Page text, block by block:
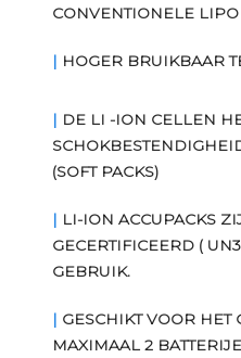
CONVENTIONELE LIPO
| HOGER BRUIKBAAR
| DE LI -ION CELLEN
(SOFT PACKS)
| LI-ION ACCUPACKS
GECERTIFICEERD (
GEBRUIK.
| GESCHIKT VOOR HET
MAXIMAAL 2